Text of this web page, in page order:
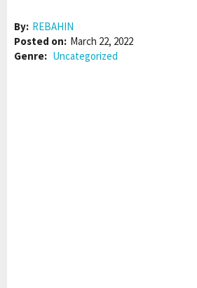
By: REBAHIN
Posted on: March 22, 2022
Genre: Uncategorized